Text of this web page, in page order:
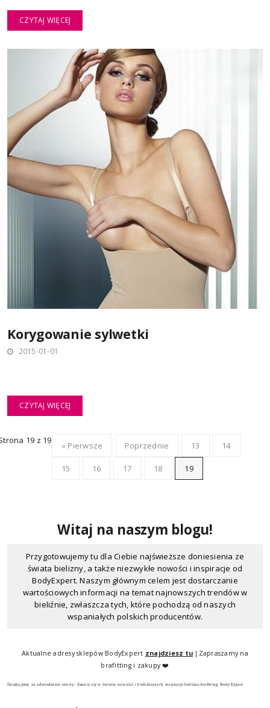
CZYTAJ WIĘCEJ
Korygowanie sylwetki
2015-01-01
CZYTAJ WIĘCEJ
19 z 19 « Pierwsze Poprzednie 13 14
15 16 17 18 19
Witaj na naszym blogu!
Przygotowujemy tu dla Ciebie najświeższe doniesienia ze
świata bielizny, a także niezwykłe nowości i inspiracje od
BodyExpert. Naszym głównym celem jest dostarczanie
wartościowych informacji na temat najnowszych trendów w
bieliźnie, zwłaszcza tych, które pochodzą od naszych
wspaniałych polskich producentów.
produkty w BodyExpert są tak wyjątkowe. Na naszym blogu
znajdziesz recenzje produktów, które pomogą Ci dokonać
nasze doświadczone brafitterki, które służą praktycznymi
Aktualne adresy sklepów BodyExpert znajdziesz tu |Zapraszamy na
brafitting i zakupy ❤️
Dziękujemy za odwiedzenie strony: Zanurz się w świecie nowości i bieliźnianych inspiracji-bielizna-brafitting BodyExpert